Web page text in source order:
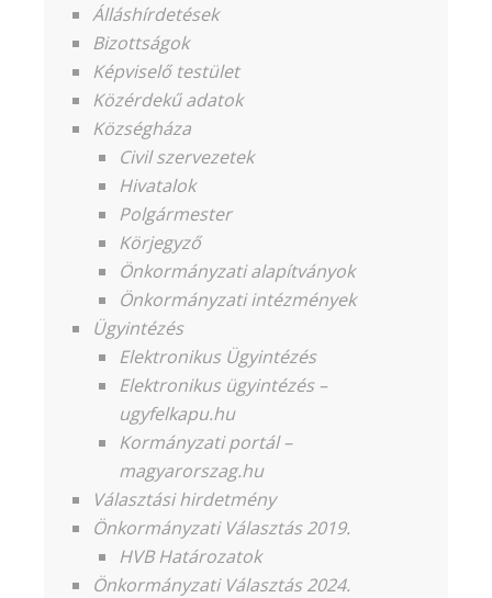
Álláshírdetések
Bizottságok
Képviselő testület
Közérdekű adatok
Községháza
Civil szervezetek
Hivatalok
Polgármester
Körjegyző
Önkormányzati alapítványok
Önkormányzati intézmények
Ügyintézés
Elektronikus Ügyintézés
Elektronikus ügyintézés –
ugyfelkapu.hu
Kormányzati portál –
magyarorszag.hu
Választási hirdetmény
Önkormányzati Választás 2019.
HVB Határozatok
Önkormányzati Választás 2024.